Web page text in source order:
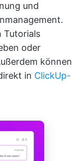
und
Tutorials
oder
können
in ClickUp-